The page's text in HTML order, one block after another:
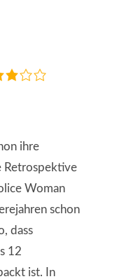
ihre
Retrospektive
Woman
schon
dass
12
ist. In